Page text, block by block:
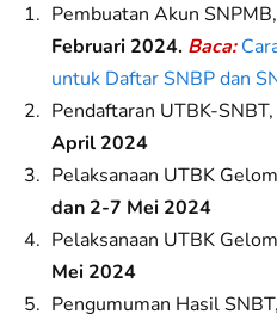
Pembuatan Akun
Februari 2024. Baca:
untuk Daftar SNBP dan
Pendaftaran UTBK-
April 2024
Pelaksanaan UTBK
dan 2-7 Mei 2024
Pelaksanaan UTBK
Mei 2024
Pengumuman Hasil